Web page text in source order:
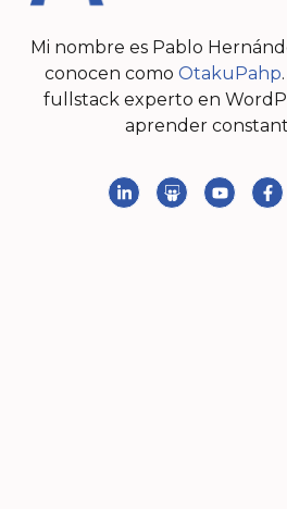
Mi nombre es Pablo
conocen como OtakuPahp
fullstack experto en
aprender